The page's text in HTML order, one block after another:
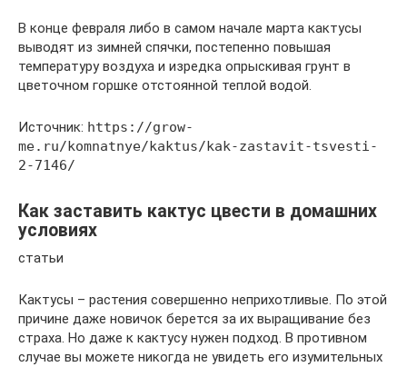
В конце февраля либо в самом начале марта кактусы
выводят из зимней спячки, постепенно повышая
температуру воздуха и изредка опрыскивая грунт в
цветочном горшке отстоянной теплой водой.
Источник: https://grow-
me.ru/komnatnye/kaktus/kak-zastavit-tsvesti-
2-7146/
Как заставить кактус цвести в домашних
условиях
статьи
Кактусы – растения совершенно неприхотливые. По этой
причине даже новичок берется за их выращивание без
страха. Но даже к кактусу нужен подход. В противном
случае вы можете никогда не увидеть его изумительных